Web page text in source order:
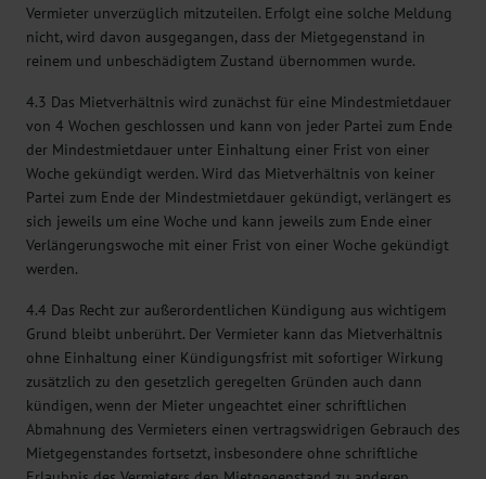
Vermieter unverzüglich mitzuteilen. Erfolgt eine solche Meldung
nicht, wird davon ausgegangen, dass der Mietgegenstand in
reinem und unbeschädigtem Zustand übernommen wurde.
4.3 Das Mietverhältnis wird zunächst für eine Mindestmietdauer
von 4 Wochen geschlossen und kann von jeder Partei zum Ende
der Mindestmietdauer unter Einhaltung einer Frist von einer
Woche gekündigt werden. Wird das Mietverhältnis von keiner
Partei zum Ende der Mindestmietdauer gekündigt, verlängert es
sich jeweils um eine Woche und kann jeweils zum Ende einer
Verlängerungswoche mit einer Frist von einer Woche gekündigt
werden.
4.4 Das Recht zur außerordentlichen Kündigung aus wichtigem
Grund bleibt unberührt. Der Vermieter kann das Mietverhältnis
ohne Einhaltung einer Kündigungsfrist mit sofortiger Wirkung
zusätzlich zu den gesetzlich geregelten Gründen auch dann
kündigen, wenn der Mieter ungeachtet einer schriftlichen
Abmahnung des Vermieters einen vertragswidrigen Gebrauch des
Mietgegenstandes fortsetzt, insbesondere ohne schriftliche